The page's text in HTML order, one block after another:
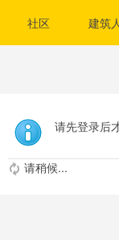
社区 建筑
请先登录后
请稍候...